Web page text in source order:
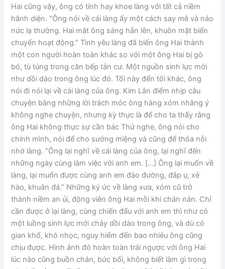
Hai cũng vậy, ông có tính hay khoe làng với tất cả niềm
hãnh diện. “Ông nói về cái làng ấy một cách say mê và náo
nức lạ thường. Hai mắt ông sáng hẳn lên, khuôn mặt biến
chuyển hoạt động.” Tình yêu làng đã biến ông Hai thành
một con người hoàn toàn khác so với một ông Hai bị gò
bó, tù túng trong căn bếp tản cư. Một nguồn sinh lực mới
như dồi dào trong ông lúc đó. Tối này đến tối khác, ông
nói đi nói lại về cái làng của ông. Kim Lân điểm nhịp câu
chuyện bằng những lời trách móc ông hàng xóm nhãng ý
không nghe chuyện, nhưng kỳ thực là để cho ta thấy rằng
ông Hai không thực sự cần bác Thứ nghe, ông nói cho
chính mình, nói để cho sướng miệng và cũng để thỏa nỗi
nhớ làng. “Ông lại nghĩ về cái làng của ông, lại nghĩ đến
những ngày cùng làm việc với anh em. […] Ông lại muốn về
làng, lại muốn được cùng anh em đào đường, đắp ụ, xẻ
hào, khuân đá.” Những ký ức về làng xưa, xóm cũ trở
thành niềm an ủi, động viên ông Hai mỗi khi chán nản. Chỉ
cần được ở lại làng, cùng chiến đấu với anh em thì như có
một luồng sinh lực mới chảy dồi dào trong ông, và dù có
gian khổ, khó nhọc, nguy hiểm đến bao nhiêu ông cũng
chịu được. Hình ảnh đó hoàn toàn trái ngược với ông Hai
lúc nào cũng buồn chán, bức bối, không biết làm gì trong